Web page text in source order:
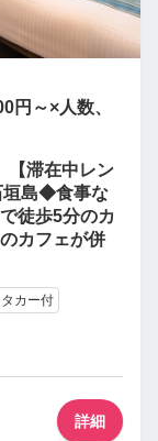
円～×人数、
【滞在中レン
垣島◆食事な
徒歩5分のカ
カフェが併
カー付
詳細